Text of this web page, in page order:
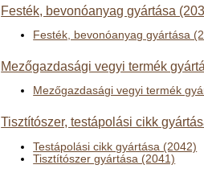
Festék, bevonóanyag gyártása
Festék, bevonóanyag gyártása
Mezőgazdasági vegyi termék
Mezőgazdasági vegyi termék
Tisztítószer, testápolási cikk
Testápolási cikk gyártása (2042)
Tisztítószer gyártása (2041)